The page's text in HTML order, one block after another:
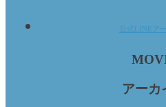
公式LINEア
アーカ